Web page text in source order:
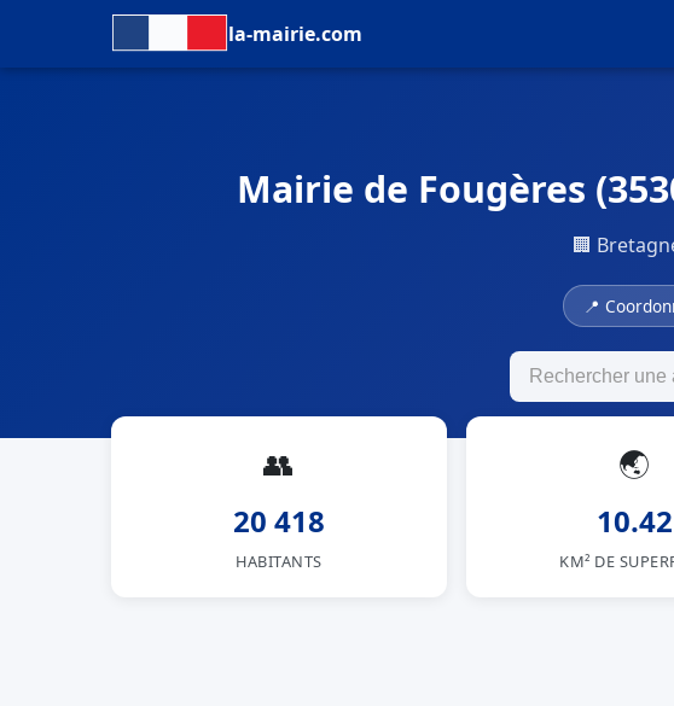
la-mairie.com
Mairie de Fougères
🏢
📍
👥
20 418
HABITANTS
🌏
10.42
KM² DE